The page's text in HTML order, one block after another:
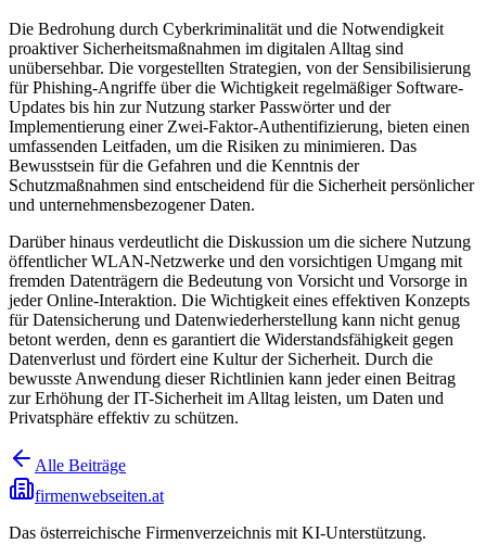
Die Bedrohung durch Cyberkriminalität und die Notwendigkeit
proaktiver Sicherheitsmaßnahmen im digitalen Alltag sind
unübersehbar. Die vorgestellten Strategien, von der Sensibilisierung
für Phishing-Angriffe über die Wichtigkeit regelmäßiger Software-
Updates bis hin zur Nutzung starker Passwörter und der
Implementierung einer Zwei-Faktor-Authentifizierung, bieten einen
umfassenden Leitfaden, um die Risiken zu minimieren. Das
Bewusstsein für die Gefahren und die Kenntnis der
Schutzmaßnahmen sind entscheidend für die Sicherheit persönlicher
und unternehmensbezogener Daten.
Darüber hinaus verdeutlicht die Diskussion um die sichere Nutzung
öffentlicher WLAN-Netzwerke und den vorsichtigen Umgang mit
fremden Datenträgern die Bedeutung von Vorsicht und Vorsorge in
jeder Online-Interaktion. Die Wichtigkeit eines effektiven Konzepts
für Datensicherung und Datenwiederherstellung kann nicht genug
betont werden, denn es garantiert die Widerstandsfähigkeit gegen
Datenverlust und fördert eine Kultur der Sicherheit. Durch die
bewusste Anwendung dieser Richtlinien kann jeder einen Beitrag
zur Erhöhung der IT-Sicherheit im Alltag leisten, um Daten und
Privatsphäre effektiv zu schützen.
Alle Beiträge
firmenwebseiten.at
Das österreichische Firmenverzeichnis mit KI-Unterstützung.